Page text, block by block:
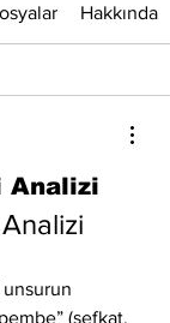
Hakkında
Analizi
(şefkat,